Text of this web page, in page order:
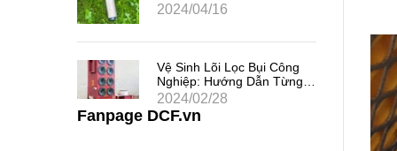
2024/04/16
Vệ Sinh Lõi Lọc Bụi Công
Nghiệp: Hướng Dẫn Từng
Bước
2024/02/28
Fanpage DCF.vn